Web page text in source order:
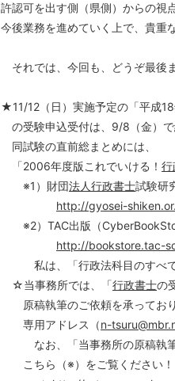
許認可を出す側（県側）からの視
今後業務を進めていく上で、貴重
それでは、今回も、どうぞ最後
★11/12（日）実施予定の「平成
の受験申込受付は、9/8（金）で
同試験の直前総まとめには、
「2006年度版これでいける！ 行
※1）財団法人行政書士試験研
http://gyosei-
※2）TAC出版（
http://bookstore.tac-
私は、「行政法科目のすべて
☆当事務所では、「行政書士の
原稿執筆のご依頼を承っており
専用アドレス（n-
なお、「当事務所の原稿執筆
こちら（※）をご覧ください！